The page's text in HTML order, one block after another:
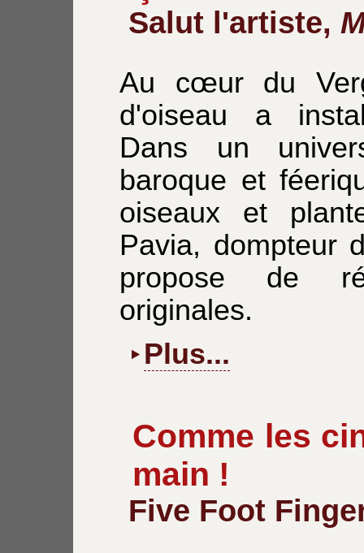
Salut l'artiste,
Au cœur du
d'oiseau a
Dans un
baroque et
oiseaux et
Pavia, dompteur
propose de
originales.
Plus...
Comme les
main !
Five Foot